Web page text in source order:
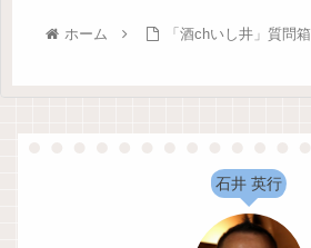
ホーム 「酒chいし井」質問箱
石井 英行